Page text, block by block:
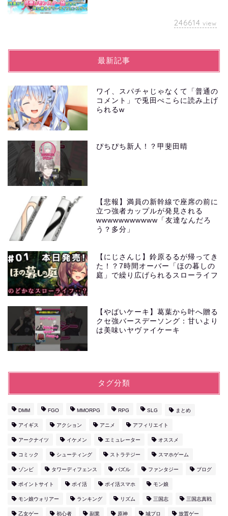
246614 view
最新記事
ワイ、スパチャじゃなくて「普通の
コメント」で兎田ぺこらに読み上げ
られるw
ぴちぴち新人！？甲斐田晴
【悲報】満員の新幹線で座席の前に
立つ強者カップルが発見される
wwwwwwwwwww「友達なんだろ
う？多分」
【にじさんじ】鈴原るるが帰ってき
た！？7時間オーバー「ほの暮しの
庭」で繰り広げられるスローライフ
【やばいケーキ】葛葉から叶へ贈る
クセ強バースデーソング：甘いより
は美味いヤヴァイケーキ
タグ分類
DMM FGO MMORPG RPG SLG まとめ
アイギス アクション アニメ アフィリエイト
アークナイツ イケメン エミュレーター オススメ
コミック シューティング ストラテジー スマホゲーム
ゾンビ タワーディフェンス パズル ファンタジー ブログ
ポイントサイト ポイ活 ポイ活スマホ モン娘
モン娘ウォリアー ランキング リズム 三国志 三国志真戦
乙女ゲー 初心者 副業 原神 城プロ 放置ゲー